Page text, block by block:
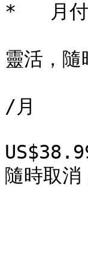
*   月付
靈活，
/月